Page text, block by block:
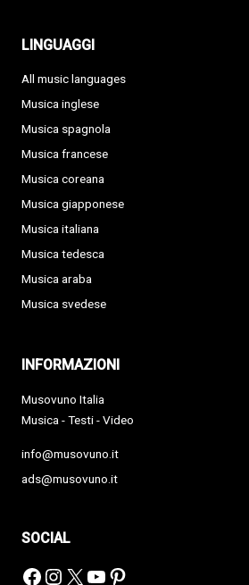
LINGUAGGI
All music languages
Musica inglese
Musica spagnola
Musica francese
Musica coreana
Musica giapponese
Musica italiana
Musica tedesca
Musica araba
Musica svedese
INFORMAZIONI
Musovuno Italia
Musica - Testi - Video
info@musovuno.it
ads@musovuno.it
SOCIAL
Facebook
Instagram
X YouTube
Pinterest